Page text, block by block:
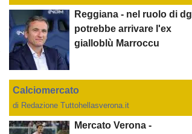
Reggiana - nel ruolo di dg
potrebbe arrivare l'ex
gialloblù Marroccu
Calciomercato
di Redazione Tuttohellasverona.it
Mercato Verona -